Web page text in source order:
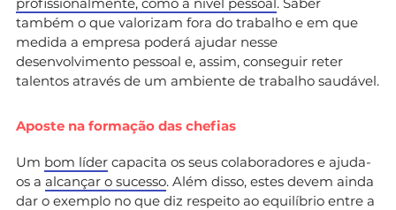
também o que valorizam fora do trabalho e em que
medida a empresa poderá ajudar nesse
desenvolvimento pessoal e, assim, conseguir reter
talentos através de um ambiente de trabalho saudável.
Aposte na formação das chefias
Um bom líder capacita os seus colaboradores e ajuda-
os a alcançar o sucesso. Além disso, estes devem ainda
dar o exemplo no que diz respeito ao equilíbrio entre a